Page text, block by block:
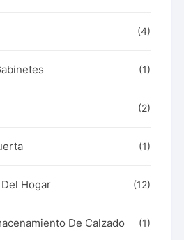
(4)
(1)
(2)
(1)
Hogar (12)
De Calzado (1)